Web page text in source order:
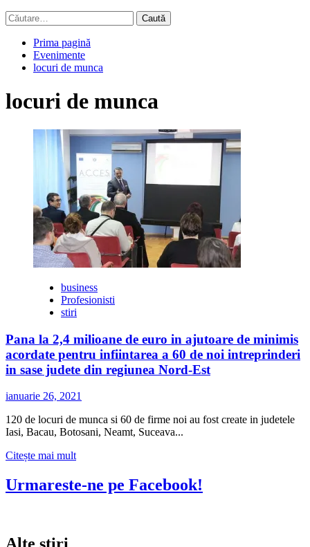
Caută
după:
Prima pagină
Evenimente
locuri de munca
locuri de munca
business
Profesionisti
stiri
Pana la 2,4 milioane de euro in ajutoare de minimis
acordate pentru infiintarea a 60 de noi intreprinderi
in sase judete din regiunea Nord-Est
ianuarie 26, 2021
120 de locuri de munca si 60 de firme noi au fost create in judetele
Iasi, Bacau, Botosani, Neamt, Suceava...
Citește mai multCitește
despre
Urmareste-ne pe Facebook!